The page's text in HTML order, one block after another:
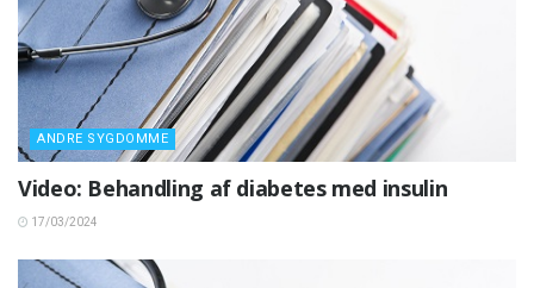
ANDRE SYGDOMME
Video: Behandling af diabetes med insulin
17/03/2024